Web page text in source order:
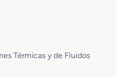
Térmicas y de Fluidos